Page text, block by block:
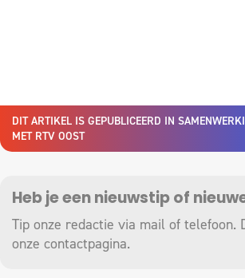
DIT ARTIKEL IS GEPUBLICEERD IN
MET RTV OOST
Heb je een nieuwstip of
Tip onze redactie via mail of telefoon.
onze contactpagina.